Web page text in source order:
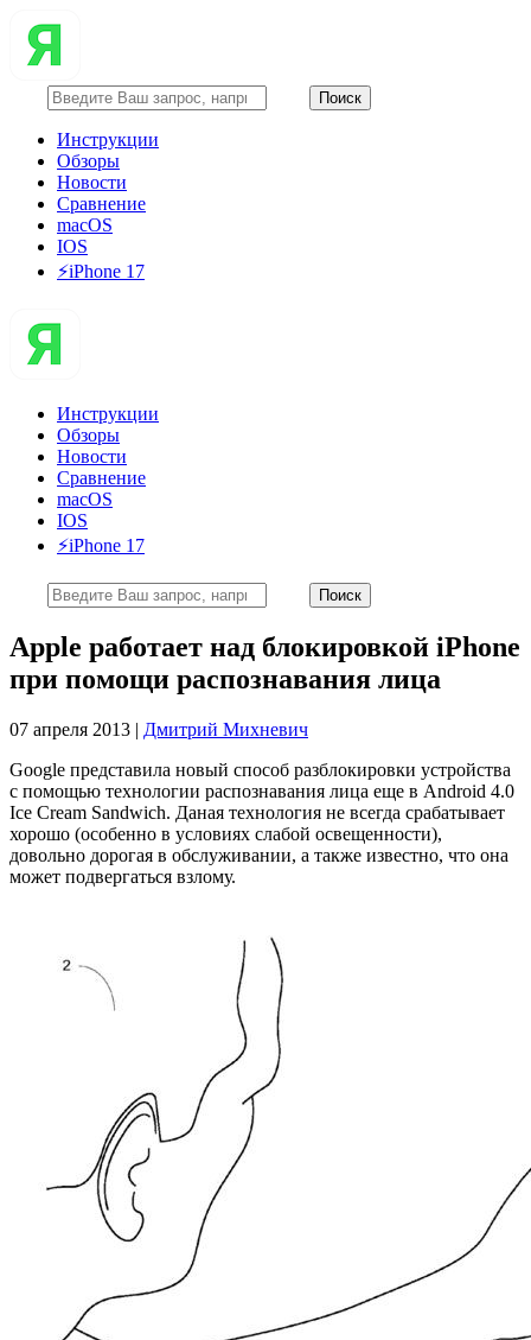
Инструкции
Обзоры
Новости
Сравнение
macOS
IOS
⚡️iPhone 17
Инструкции
Обзоры
Новости
Сравнение
macOS
IOS
⚡️iPhone 17
Apple работает над блокировкой iPhone
при помощи распознавания лица
07 апреля 2013 | Дмитрий Михневич
Google представила новый способ разблокировки устройства
с помощью технологии распознавания лица еще в Android 4.0
Ice Cream Sandwich. Даная технология не всегда срабатывает
хорошо (особенно в условиях слабой освещенности),
довольно дорогая в обслуживании, а также известно, что она
может подвергаться взлому.